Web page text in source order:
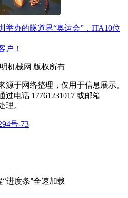
举办的隧道界“奥运会”，ITA10位
户！
机械网 版权所有
源于网络整理，仅用于信息展示。
电话 17761231017 或邮箱
理。
号-73